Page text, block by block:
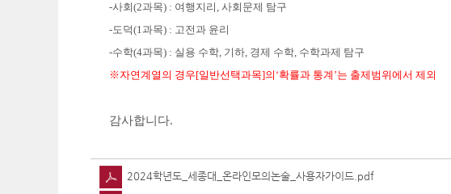
-사회(2과목) : 여행지리 , 사회문제 탐구
-도덕(1과목) : 고전과 윤리
-수학(4과목) : 실용 수학, 기하, 경제 수학, 수학과제 탐구
※자연계열의 경우[일반선택과목]의 ‘확률과 통계 ’는 출제범위에서 제외
감사합니다.
2024학년도_세종대_온라인모의논술_사용자가이드.pdf